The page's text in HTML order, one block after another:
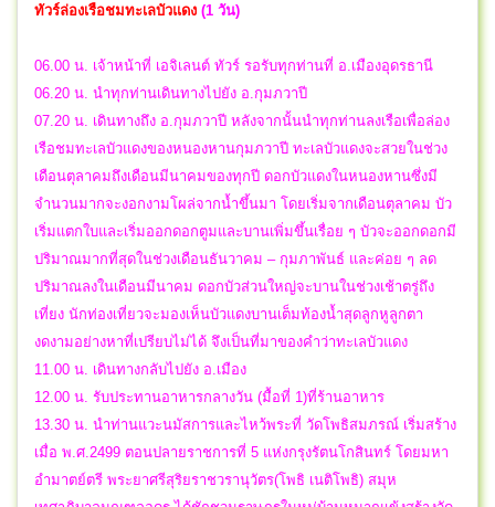
ทัวร์ล่องเรือชมทะเลบัวแดง (1 วัน)
06.00 น. เจ้าหน้าที่ เอจิเลนต์ ทัวร์ รอรับทุกท่านที่ อ.เมืองอุดรธานี
06.20 น. นำทุกท่านเดินทางไปยัง อ.กุมภวาปี
07.20 น. เดินทางถึง อ.กุมภวาปี หลังจากนั้นนำทุกท่านลงเรือเพื่อล่อง
เรือชมทะเลบัวแดงของหนองหานกุมภวาปี ทะเลบัวแดงจะสวยในช่วง
เดือนตุลาคมถึงเดือนมีนาคมของทุกปี ดอกบัวแดงในหนองหานซึ่งมี
จำนวนมากจะงอกงามโผล่จากน้ำขึ้นมา โดยเริ่มจากเดือนตุลาคม บัว
เริ่มแตกใบและเริ่มออกดอกตูมและบานเพิ่มขึ้นเรื่อย ๆ บัวจะออกดอกมี
ปริมาณมากที่สุดในช่วงเดือนธันวาคม – กุมภาพันธ์ และค่อย ๆ ลด
ปริมาณลงในเดือนมีนาคม ดอกบัวส่วนใหญ่จะบานในช่วงเช้าตรู่ถึง
เที่ยง นักท่องเที่ยวจะมองเห็นบัวแดงบานเต็มท้องน้ำสุดลูกหูลูกตา
งดงามอย่างหาที่เปรียบไม่ได้ จึงเป็นที่มาของคำว่าทะเลบัวแดง
11.00 น. เดินทางกลับไปยัง อ.เมือง
12.00 น. รับประทานอาหารกลางวัน (มื้อที่ 1)ที่ร้านอาหาร
13.30 น. นำท่านแวะนมัสการและไหว้พระที่ วัดโพธิสมภรณ์ เริ่มสร้าง
เมื่อ พ.ศ.2499 ตอนปลายราชการที่ 5 แห่งกรุงรัตนโกสินทร์ โดยมหา
อำมาตย์ตรี พระยาศรีสุริยราชวรานุวัตร(โพธิ เนติโพธิ) สมุห